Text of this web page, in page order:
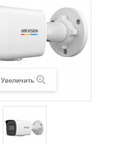
Увеличить